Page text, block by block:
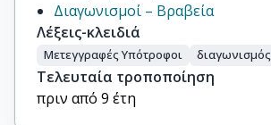
Διαγωνισμοί – Βραβεία
Λέξεις-κλειδιά
Μετεγγραφές Υπότροφοι διαγωνισμός
Τελευταία τροποποίηση
πριν από 9 έτη